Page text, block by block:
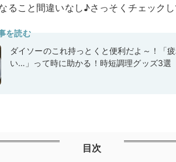
ること間違いなし♪さっそくチェックし
を読む
ダイソーのこれ持っとくと便利だよ～！「
い…」って時に助かる！時短調理グッズ3選
目次